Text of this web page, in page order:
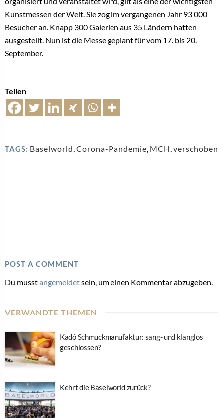
Kunstmessen der Welt. Sie zog im vergangenen Jahr 93 000
Besucher an. Knapp 300 Galerien aus 35 Ländern hatten
ausgestellt. Nun ist die Messe geplant für vom 17. bis 20.
September.
Teilen
TAGS: Baselworld,Corona-Pandemie, MCH,verschoben
POST A COMMENT
Du musstangemeldetsein, um einen Kommentar abzugeben.
VERWANDTE THEMEN
Kadó Schmuckmanufaktur: sang- und klanglos
geschlossen?
Kehrt die Baselworld zurück?